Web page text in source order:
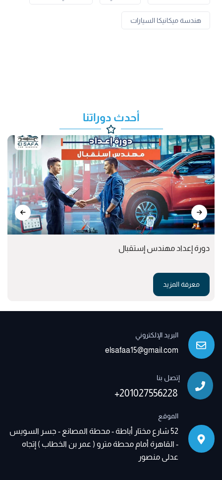
هندسة ميكانيكا السيارات
أحدث دوراتنا
دورة إعداد مهندس إستقبال
معرفة المزيد
البريد الإلكتروني
elsafaa15@gmail.com
إتصل بنا
+201027556228
الموقع
52 شارع مختار أباطة - محطة المصانع - جسر السويس
- القاهرة أمام محطة مترو ( عمر بن الخطاب ) إتجاه
عدلى منصور